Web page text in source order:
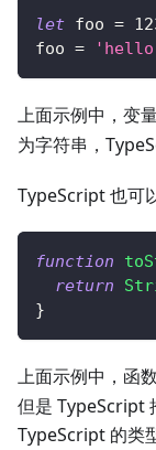
let foo =
foo =
上面示例中，变
为字符串，
TypeScript 也可
function
return
}
上面示例中，函数
但是 TypeScript
TypeScript 的类